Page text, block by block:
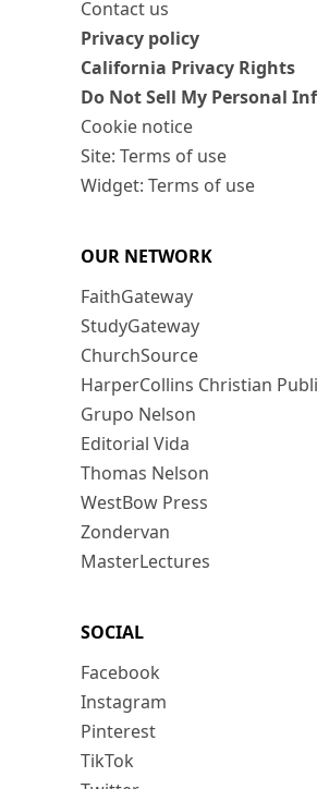
Contact us
Privacy policy
California Privacy Rights
Do Not Sell My Personal
Cookie notice
Site: Terms of use
Widget: Terms of use
OUR NETWORK
FaithGateway
StudyGateway
ChurchSource
HarperCollins Christian
Grupo Nelson
Editorial Vida
Thomas Nelson
WestBow Press
Zondervan
MasterLectures
SOCIAL
Facebook
Instagram
Pinterest
TikTok